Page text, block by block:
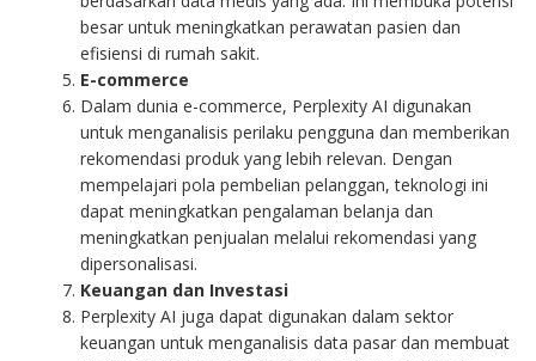
besar untuk meningkatkan perawatan pasien dan
efisiensi di rumah sakit.
E-commerce
Dalam dunia e-commerce, Perplexity AI digunakan
untuk menganalisis perilaku pengguna dan memberikan
rekomendasi produk yang lebih relevan. Dengan
mempelajari pola pembelian pelanggan, teknologi ini
dapat meningkatkan pengalaman belanja dan
meningkatkan penjualan melalui rekomendasi yang
dipersonalisasi.
Keuangan dan Investasi
Perplexity AI juga dapat digunakan dalam sektor
keuangan untuk menganalisis data pasar dan membuat